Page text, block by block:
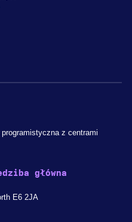
z centrami
główna
E6 2JA